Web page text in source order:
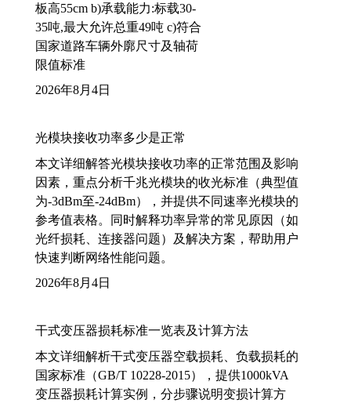
板高55cm b)承载能力:标载30-
35吨,最大允许总重49吨 c)符合
国家道路车辆外廓尺寸及轴荷
限值标准
2026年8月4日
光模块接收功率多少是正常
本文详细解答光模块接收功率的正常范围及影响
因素，重点分析千兆光模块的收光标准（典型值
为-3dBm至-24dBm），并提供不同速率光模块的
参考值表格。同时解释功率异常的常见原因（如
光纤损耗、连接器问题）及解决方案，帮助用户
快速判断网络性能问题。
2026年8月4日
干式变压器损耗标准一览表及计算方法
本文详细解析干式变压器空载损耗、负载损耗的
国家标准（GB/T 10228-2015），提供1000kVA
变压器损耗计算实例，分步骤说明变损计算方